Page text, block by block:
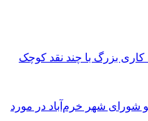
شورای شهر خرم‌آباد در مورد